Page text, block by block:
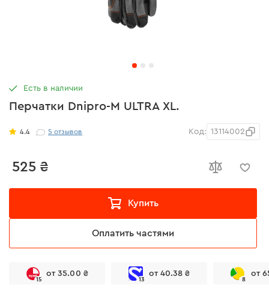
Перчатки Dnipro-M ULTRA XL.
4.4 5отзывов Код: 13114002
525 ₴
Купить
Оплатить частями
15
от 35.00 ₴
13
от 40.38 ₴
8
от
Есть в наличии